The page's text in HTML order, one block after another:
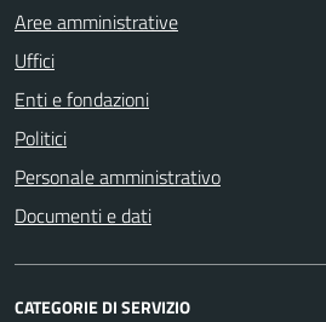
Aree amministrative
Uffici
Enti e fondazioni
Politici
Personale amministrativo
Documenti e dati
CATEGORIE DI SERVIZIO